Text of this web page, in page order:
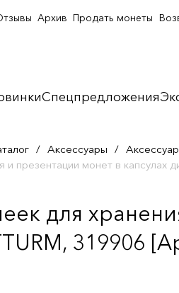
Спецпредложения
Архив Продать монеты
/ Аксессуары /
и презентации монет в
для
319906